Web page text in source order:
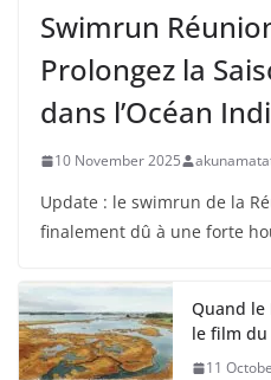
Swimrun
Prolongez la
dans l’Océan
10 November 2025
Update : le swimrun de la
finalement dû à une forte
Quand le
le film du
11